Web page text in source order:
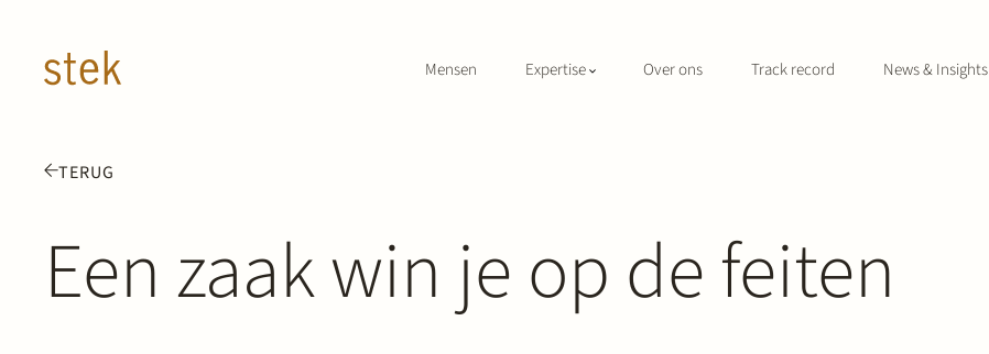
Mensen Expertise Over ons Track record News & Insights
TERUG
Een zaak win je op de feiten